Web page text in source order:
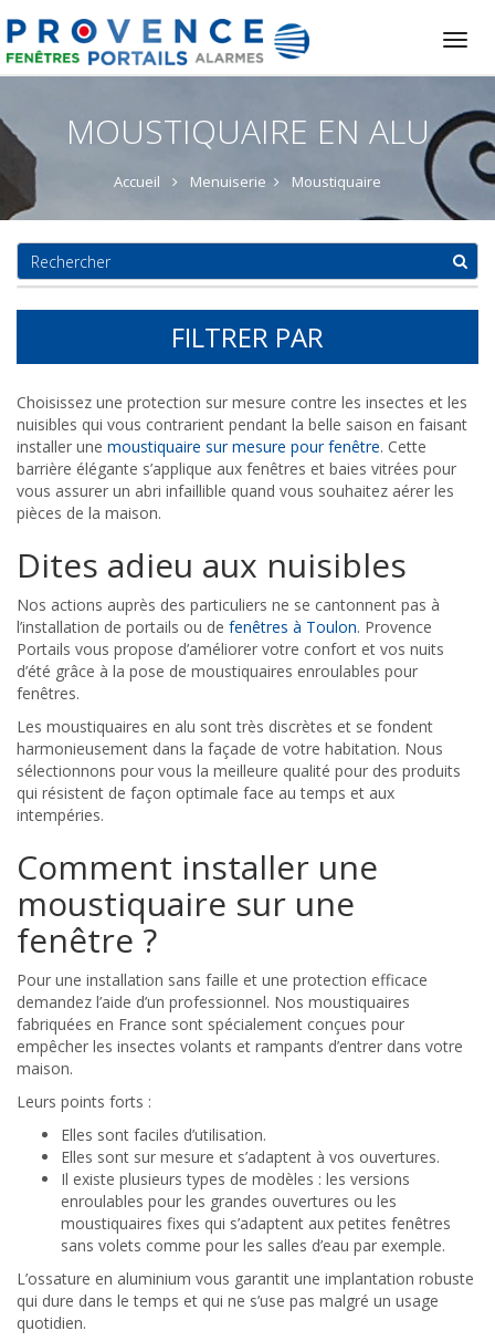
MOUSTIQUAIRE EN ALU
Accueil Menuiserie Moustiquaire
FILTRER PAR
Choisissez une protection sur mesure contre les insectes et les
nuisibles qui vous contrarient pendant la belle saison en faisant
installer une moustiquaire sur mesure pour fenêtre. Cette
barrière élégante s’applique aux fenêtres et baies vitrées pour
vous assurer un abri infaillible quand vous souhaitez aérer les
pièces de la maison.
Dites adieu aux nuisibles
Nos actions auprès des particuliers ne se cantonnent pas à
l’installation de portails ou de fenêtres à Toulon. Provence
Portails vous propose d’améliorer votre confort et vos nuits
d’été grâce à la pose de moustiquaires enroulables pour
fenêtres.
Les moustiquaires en alu sont très discrètes et se fondent
harmonieusement dans la façade de votre habitation. Nous
sélectionnons pour vous la meilleure qualité pour des produits
qui résistent de façon optimale face au temps et aux
intempéries.
Comment installer une
moustiquaire sur une
fenêtre ?
Pour une installation sans faille et une protection efficace
demandez l’aide d’un professionnel. Nos moustiquaires
fabriquées en France sont spécialement conçues pour
empêcher les insectes volants et rampants d’entrer dans votre
maison.
Leurs points forts :
Elles sont faciles d’utilisation.
Elles sont sur mesure et s’adaptent à vos ouvertures.
Il existe plusieurs types de modèles : les versions
enroulables pour les grandes ouvertures ou les
moustiquaires fixes qui s’adaptent aux petites fenêtres
sans volets comme pour les salles d’eau par exemple.
L’ossature en aluminium vous garantit une implantation robuste
qui dure dans le temps et qui ne s’use pas malgré un usage
quotidien.